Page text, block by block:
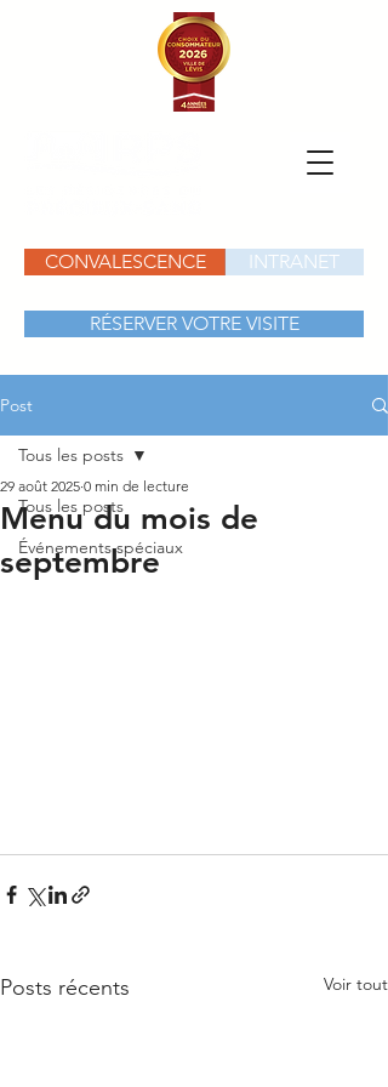
RÉSERVER VOTRE VISITE
CONVALESCENCE INTRANET
Post
Tous les posts
Événements spéciaux
Tous les posts
Menu du mois de
septembre
29 août 2025 0 min de lecture
Posts récents Voir tout